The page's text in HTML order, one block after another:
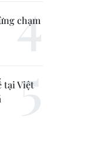
chạm
tại Việt